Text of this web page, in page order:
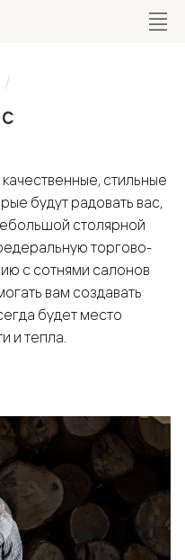
стильные
будут радовать вас,
столярной
торгово-
с сотнями салонов
вам создавать
будет место
и тепла.